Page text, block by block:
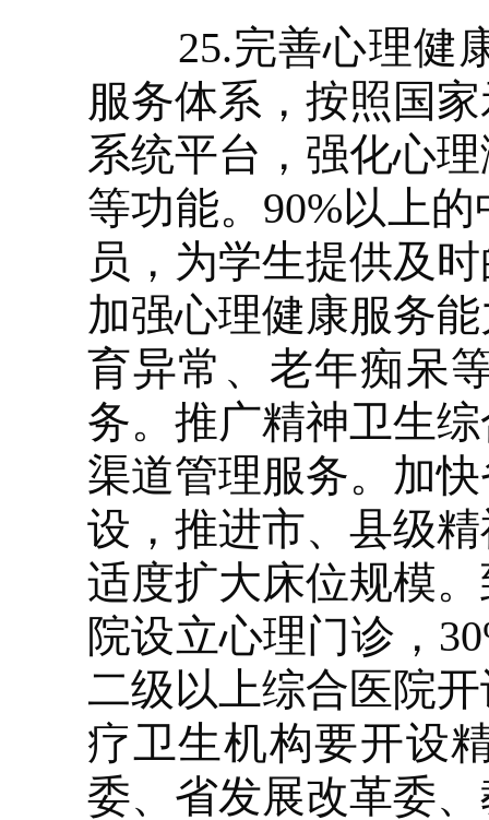
25.完善心理健康
服务体系，按照国
系统平台，强化心
等功能。90%以上
员，为学生提供及
加强心理健康服务
育异常、老年痴呆
务。推广精神卫生
渠道管理服务。加
设，推进市、县级
适度扩大床位规模
院设立心理门诊，
二级以上综合医院
疗卫生机构要开设
委、省发展改革委